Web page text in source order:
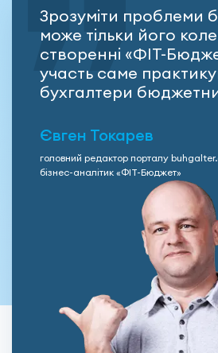
Зрозуміти проблеми
може тільки його
створенні «ФІТ-
участь саме
бухгалтери
Євген Токарев
головний редактор порталу
бізнес-аналітик «ФІТ-Бюджет»